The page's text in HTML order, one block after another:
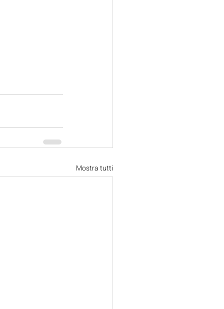
Mostra tutti